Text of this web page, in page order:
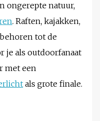
ongerepte natuur,
. Raften, kajakken,
tot de
je als outdoorfanaat
met een
als grote finale.